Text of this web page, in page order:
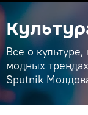
Все о
модных
Sputnik